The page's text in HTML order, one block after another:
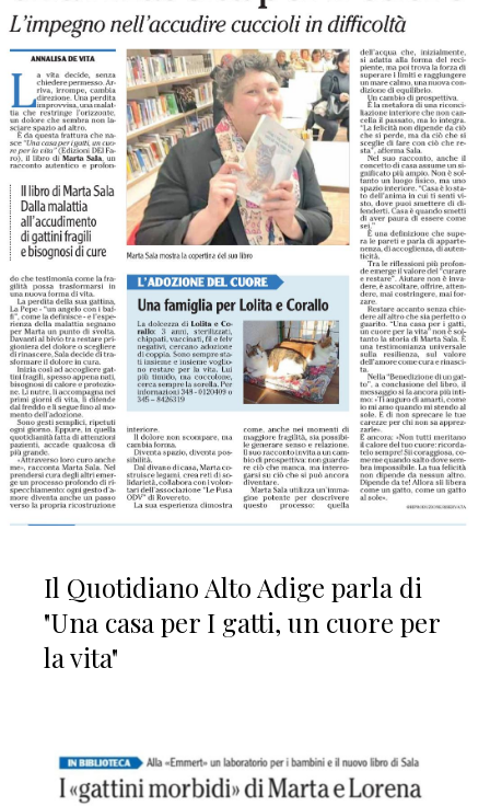
Il Quotidiano Alto Adige parla di
"Una casa per I gatti, un cuore per
la vita"